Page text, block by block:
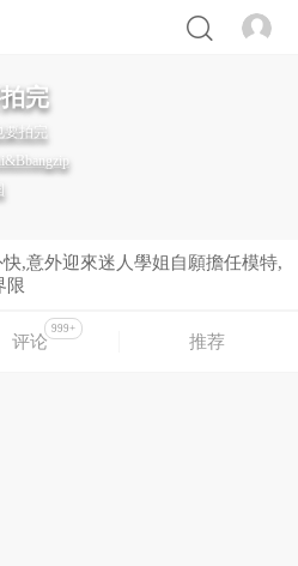
完
要拍完
,意外迎來迷人學姐自願擔任模特,
限
评论
999+
推荐